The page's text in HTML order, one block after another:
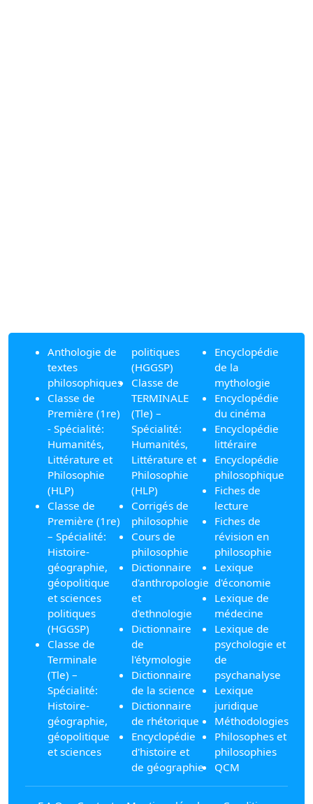
Anthologie de
textes
philosophiques
Classe de
Première (1re)
- Spécialité:
Humanités,
Littérature et
Philosophie
(HLP)
Classe de
Première (1re)
– Spécialité:
Histoire-
géographie,
géopolitique
et sciences
politiques
(HGGSP)
Classe de
Terminale
(Tle) –
Spécialité:
Histoire-
géographie,
géopolitique
et sciences
politiques
(HGGSP)
Classe de
TERMINALE
(Tle) –
Spécialité:
Humanités,
Littérature et
Philosophie
(HLP)
Corrigés de
philosophie
Cours de
philosophie
Dictionnaire
d'anthropologie
et
d'ethnologie
Dictionnaire
de
l'étymologie
Dictionnaire
de la science
Dictionnaire
de rhétorique
Encyclopédie
d'histoire et
de géographie
Encyclopédie
de la
mythologie
Encyclopédie
du cinéma
Encyclopédie
littéraire
Encyclopédie
philosophique
Fiches de
lecture
Fiches de
révision en
philosophie
Lexique
d'économie
Lexique de
médecine
Lexique de
psychologie et
de
psychanalyse
Lexique
juridique
Méthodologies
Philosophes et
philosophies
QCM